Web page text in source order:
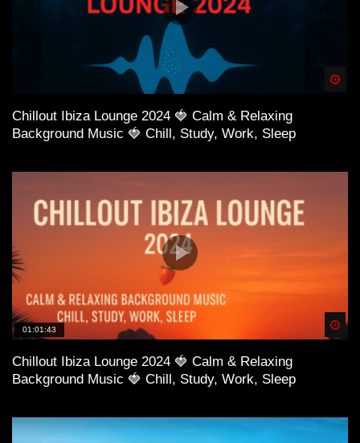
Chillout Ibiza Lounge 2024 🍓 Calm & Relaxing
Background Music 🍓 Chill, Study, Work, Sleep
01:01:43
Chillout Ibiza Lounge 2024 🍓 Calm & Relaxing
Background Music 🍓 Chill, Study, Work, Sleep